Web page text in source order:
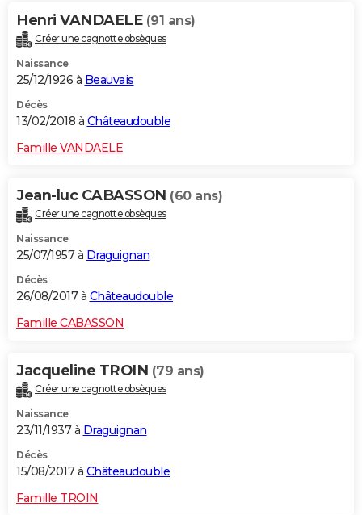
Henri VANDAELE (91 ans)
Créer une cagnotte obsèques
Naissance
25/12/1926 à Beauvais
Décès
13/02/2018 à Châteaudouble
Famille VANDAELE
Jean-luc CABASSON (60 ans)
Créer une cagnotte obsèques
Naissance
25/07/1957 à Draguignan
Décès
26/08/2017 à Châteaudouble
Famille CABASSON
Jacqueline TROIN (79 ans)
Créer une cagnotte obsèques
Naissance
23/11/1937 à Draguignan
Décès
15/08/2017 à Châteaudouble
Famille TROIN